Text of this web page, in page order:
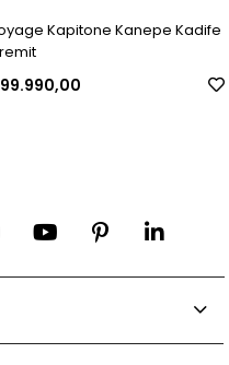
Kapitone Kanepe Kadife